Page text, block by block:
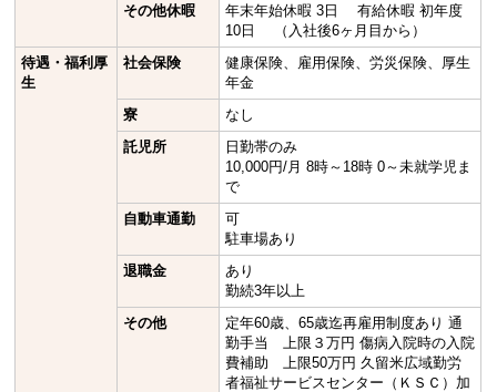
その他休暇
年末年始休暇 3日 有給休暇 初年度
10日 （入社後6ヶ月目から）
待遇・福利厚
生
社会保険
健康保険、雇用保険、労災保険、厚生
年金
寮
なし
託児所
日勤帯のみ
10,000円/月 8時～18時 0～未就学児ま
で
自動車通勤
可
駐車場あり
退職金
あり
勤続3年以上
その他
定年60歳、65歳迄再雇用制度あり 通
勤手当 上限３万円 傷病入院時の入院
費補助 上限50万円 久留米広域勤労
者福祉サービスセンター（ＫＳＣ）加